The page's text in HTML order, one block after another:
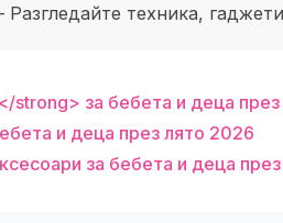
техника,
strong> за бебета и деца
и деца през лято 2026
за бебета и деца